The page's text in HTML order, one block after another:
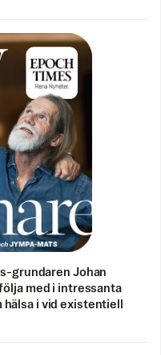
grundaren Johan
med i intressanta
i vid existentiell